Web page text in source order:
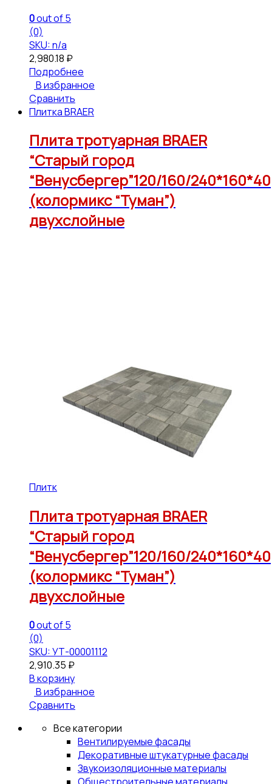
0out of 5
(0)
SKU: n/a
2,980.18 ₽
Подробнее
В избранное
Сравнить
Плитка BRAER
Плита тротуарная BRAER
“Старый город
“Венусбергер”120/160/240*160*40
(колормикс “Туман”)
двухслойные
Плитка BRAER
Плита тротуарная BRAER
“Старый город
“Венусбергер”120/160/240*160*40
(колормикс “Туман”)
двухслойные
0out of 5
(0)
SKU: УТ-00001112
2,910.35 ₽
В корзину
В избранное
Сравнить
Все категории
Вентилируемые фасады
Декоративные штукатурные фасады
Звукоизоляционные материалы